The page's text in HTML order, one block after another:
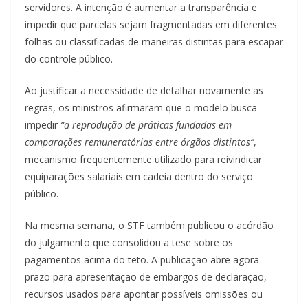
servidores. A intenção é aumentar a transparência e
impedir que parcelas sejam fragmentadas em diferentes
folhas ou classificadas de maneiras distintas para escapar
do controle público.
Ao justificar a necessidade de detalhar novamente as
regras, os ministros afirmaram que o modelo busca
impedir “a reprodução de práticas fundadas em
comparações remuneratórias entre órgãos distintos”,
mecanismo frequentemente utilizado para reivindicar
equiparações salariais em cadeia dentro do serviço
público.
Na mesma semana, o STF também publicou o acórdão
do julgamento que consolidou a tese sobre os
pagamentos acima do teto. A publicação abre agora
prazo para apresentação de embargos de declaração,
recursos usados para apontar possíveis omissões ou